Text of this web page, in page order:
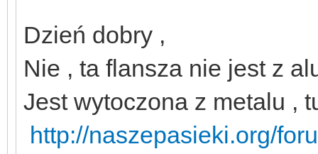
Dzień dobry ,
Nie , ta flansza nie jest z
Jest wytoczona z metalu ,
http://naszepasieki.org/